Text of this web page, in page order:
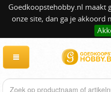
Goedkoopstehobby.nl maakt
onze site, dan ga je akkoord